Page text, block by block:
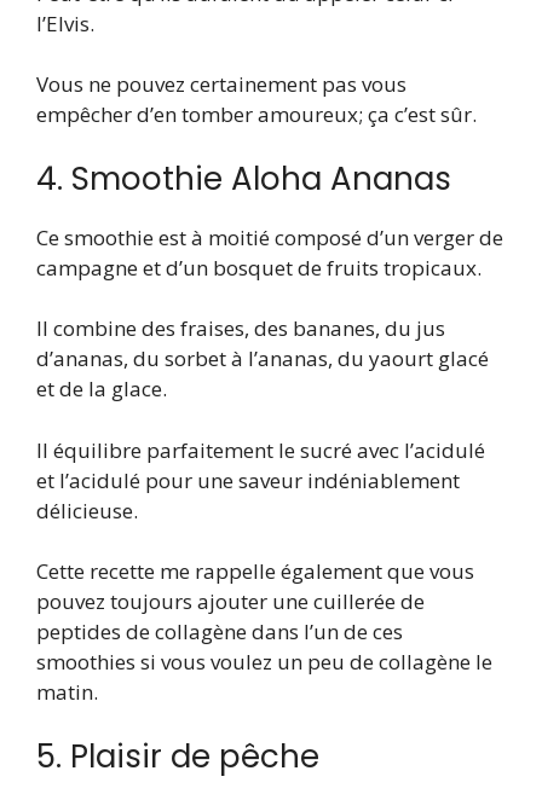
l’Elvis.
Vous ne pouvez certainement pas vous
empêcher d’en tomber amoureux; ça c’est sûr.
4. Smoothie Aloha Ananas
Ce smoothie est à moitié composé d’un verger de
campagne et d’un bosquet de fruits tropicaux.
Il combine des fraises, des bananes, du jus
d’ananas, du sorbet à l’ananas, du yaourt glacé
et de la glace.
Il équilibre parfaitement le sucré avec l’acidulé
et l’acidulé pour une saveur indéniablement
délicieuse.
Cette recette me rappelle également que vous
pouvez toujours ajouter une cuillerée de
peptides de collagène dans l’un de ces
smoothies si vous voulez un peu de collagène le
matin.
5. Plaisir de pêche